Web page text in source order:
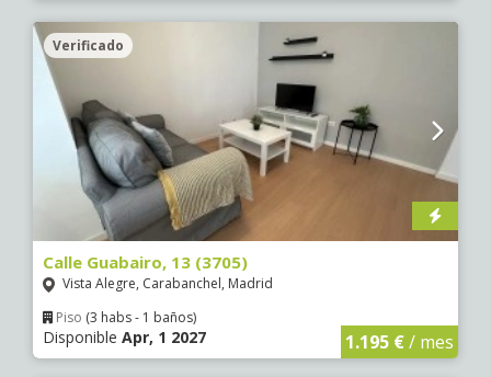
Verificado
Calle Guabairo, 13 (3705)
Vista Alegre, Carabanchel, Madrid
Piso (3 habs - 1 baños)
Disponible Apr, 1 2027 1.195 €/ mes